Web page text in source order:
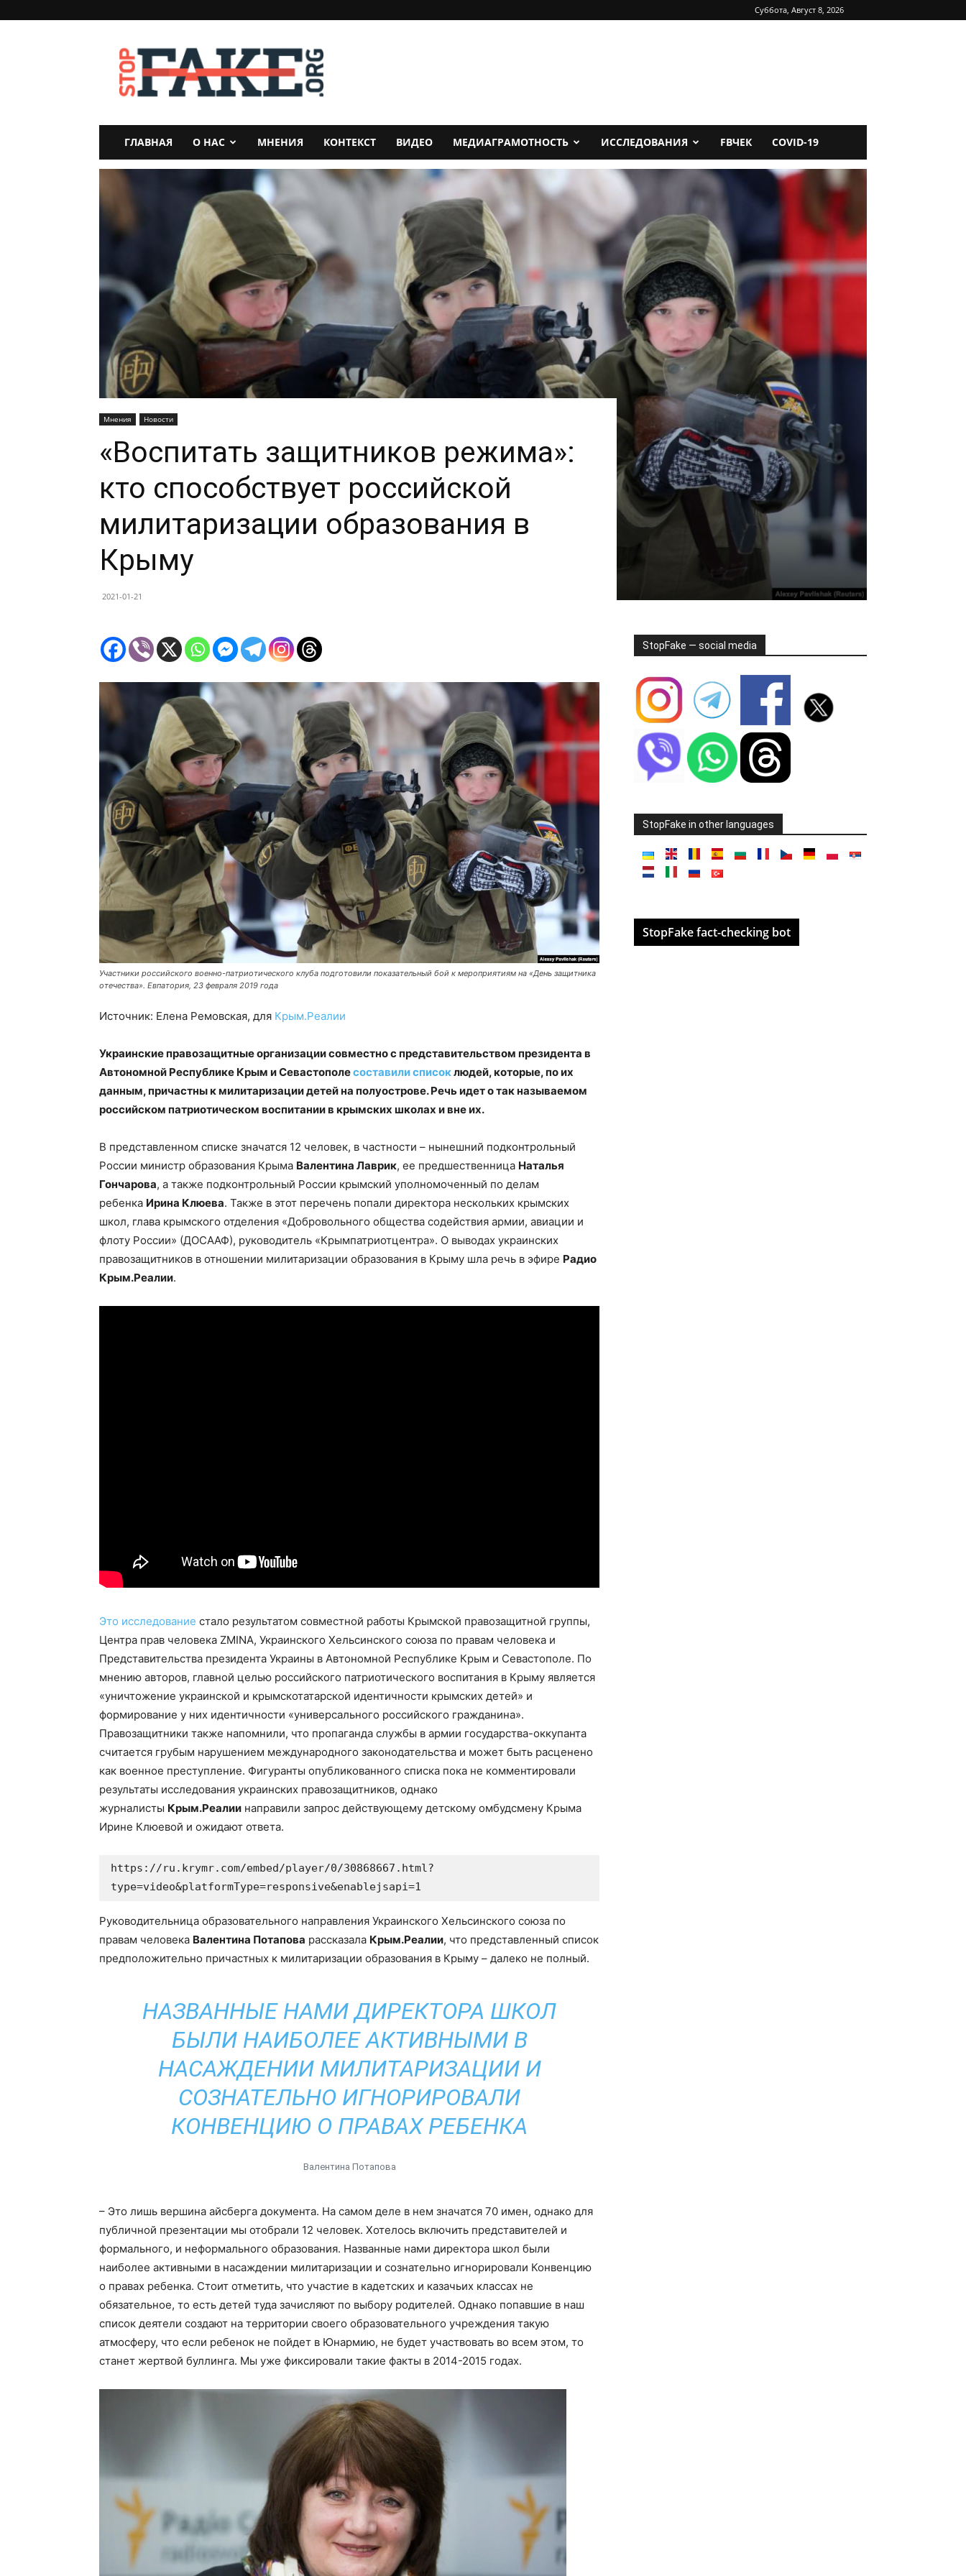
Суббота, Август 8, 2026
StopFake
ГЛАВНАЯ О НАС МНЕНИЯ КОНТЕКСТ ВИДЕО МЕДИАГРАМОТНОСТЬ ИССЛЕДОВАНИЯ FBЧЕК COVID-19
Мнения Новости
«Воспитать защитников режима»:
кто способствует российской
милитаризации образования в
Крыму
2021-01-21
Участники российского военно-патриотического клуба подготовили показательный бой к мероприятиям на «День защитника
отечества». Евпатория, 23 февраля 2019 года
Источник: Елена Ремовская, для Крым.Реалии
Украинские правозащитные организации совместно с представительством президента в
Автономной Республике Крым и Севастополесоставили списоклюдей, которые, по их
данным, причастны к милитаризации детей на полуострове. Речь идет о так называемом
российском патриотическом воспитании в крымских школах и вне их.
В представленном списке значатся 12 человек, в частности – нынешний подконтрольный
России министр образования Крыма Валентина Лаврик, ее предшественница Наталья
Гончарова, а также подконтрольный России крымский уполномоченный по делам
ребенка Ирина Клюева. Также в этот перечень попали директора нескольких крымских
школ, глава крымского отделения «Добровольного общества содействия армии, авиации и
флоту России» (ДОСААФ), руководитель «Крымпатриотцентра». О выводах украинских
правозащитников в отношении милитаризации образования в Крыму шла речь в эфире Радио
Крым.Реалии.
Это исследование стало результатом совместной работы Крымской правозащитной группы,
Центра прав человека ZMINA, Украинского Хельсинского союза по правам человека и
Представительства президента Украины в Автономной Республике Крым и Севастополе. По
мнению авторов, главной целью российского патриотического воспитания в Крыму является
«уничтожение украинской и крымскотатарской идентичности крымских детей» и
формирование у них идентичности «универсального российского гражданина».
Правозащитники также напомнили, что пропаганда службы в армии государства-оккупанта
считается грубым нарушением международного законодательства и может быть расценено
как военное преступление. Фигуранты опубликованного списка пока не комментировали
результаты исследования украинских правозащитников, однако
журналисты Крым.Реалии направили запрос действующему детскому омбудсмену Крыма
Ирине Клюевой и ожидают ответа.
https://ru.krymr.com/embed/player/0/30868667.html?
type=video&platformType=responsive&enablejsapi=1
Руководительница образовательного направления Украинского Хельсинского союза по
правам человека Валентина Потапова рассказала Крым.Реалии, что представленный список
предположительно причастных к милитаризации образования в Крыму – далеко не полный.
НАЗВАННЫЕ НАМИ ДИРЕКТОРА ШКОЛ
БЫЛИ НАИБОЛЕЕ АКТИВНЫМИ В
НАСАЖДЕНИИ МИЛИТАРИЗАЦИИ И
СОЗНАТЕЛЬНО ИГНОРИРОВАЛИ
КОНВЕНЦИЮ О ПРАВАХ РЕБЕНКА
Валентина Потапова
– Это лишь вершина айсберга документа. На самом деле в нем значатся 70 имен, однако для
публичной презентации мы отобрали 12 человек. Хотелось включить представителей и
формального, и неформального образования. Названные нами директора школ были
наиболее активными в насаждении милитаризации и сознательно игнорировали Конвенцию
о правах ребенка. Стоит отметить, что участие в кадетских и казачьих классах не
обязательное, то есть детей туда зачисляют по выбору родителей. Однако попавшие в наш
список деятели создают на территории своего образовательного учреждения такую
атмосферу, что если ребенок не пойдет в Юнармию, не будет участвовать во всем этом, то
станет жертвой буллинга. Мы уже фиксировали такие факты в 2014-2015 годах.
StopFake — social media
StopFake in other languages
StopFake fact-checking bot